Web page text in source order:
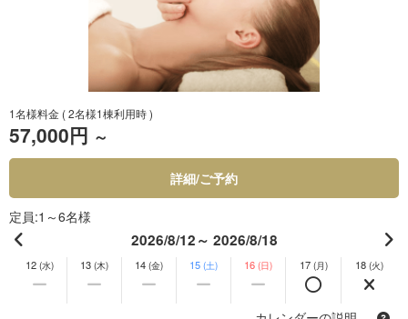
1名様料金 ( 2名様1棟利用時 )
57,000円 ～
詳細/ご予約
定員 1～6名様
2026/8/12～ 2026/8/18
12 (水) 13 (木) 14 (金) 15 (土) 16 (日) 17 (月) 18 (火)